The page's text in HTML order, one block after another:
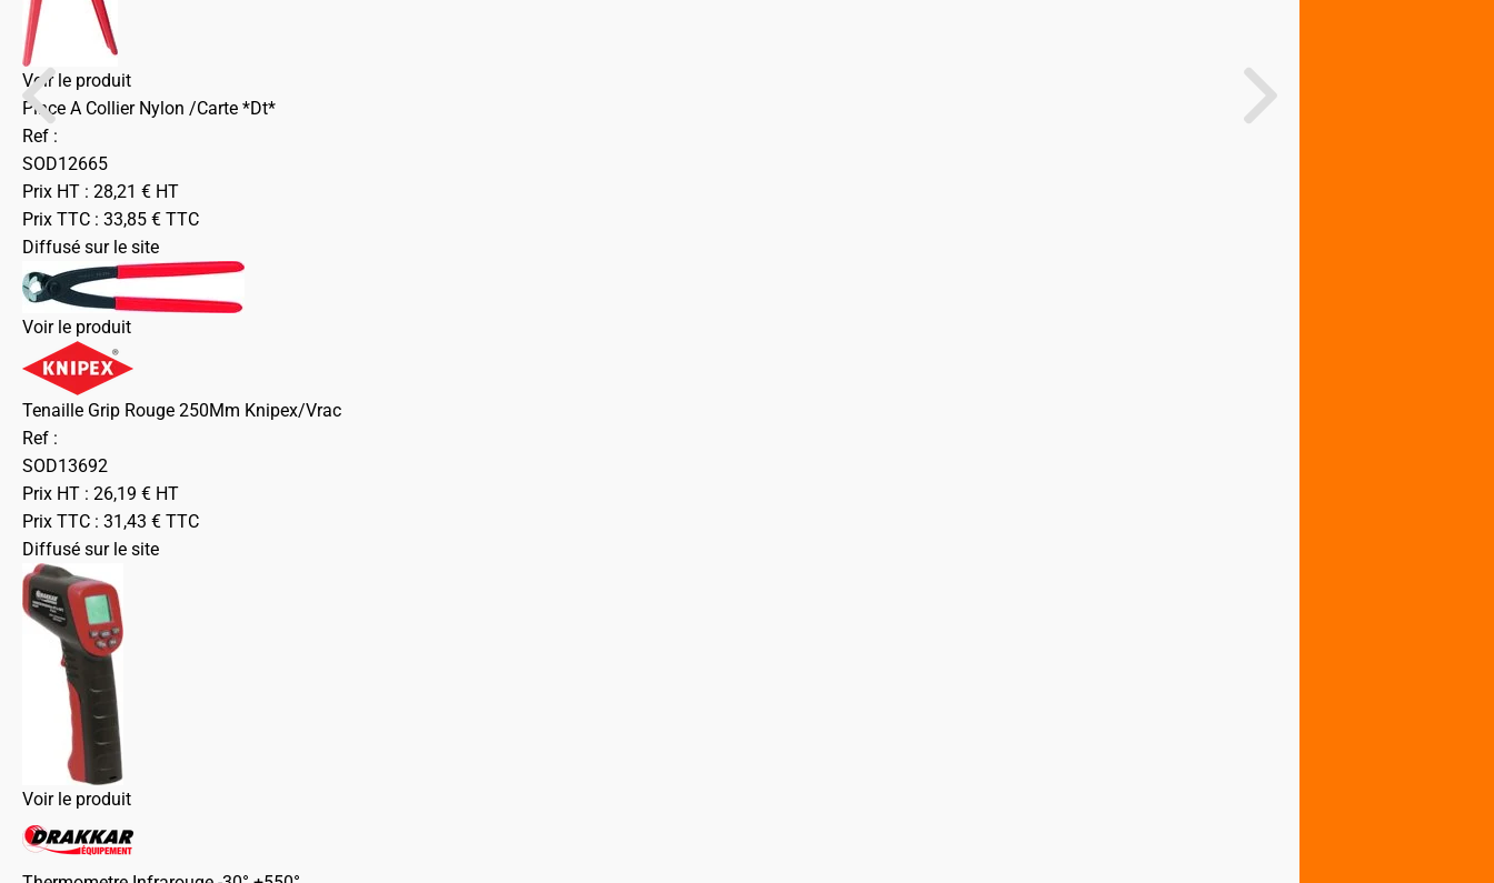
Voir le produit
Pince A Collier Nylon /Carte *Dt*
Ref :
SOD12665
Prix HT : 28,21 € HT
Prix TTC : 33,85 € TTC
Diffusé sur le site
Voir le produit
Tenaille Grip Rouge 250Mm Knipex/Vrac
Ref :
SOD13692
Prix HT : 26,19 € HT
Prix TTC : 31,43 € TTC
Diffusé sur le site
Voir le produit